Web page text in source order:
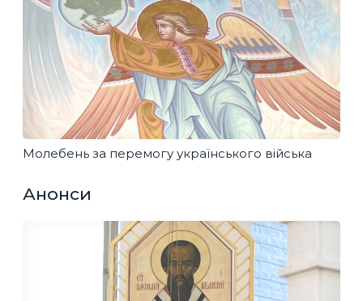
Молебень за перемогу українського війська
Анонси